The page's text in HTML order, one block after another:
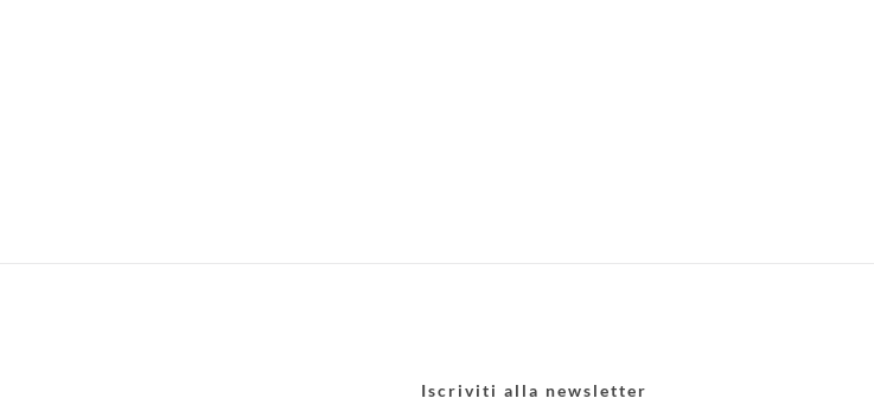
Iscriviti alla newsletter